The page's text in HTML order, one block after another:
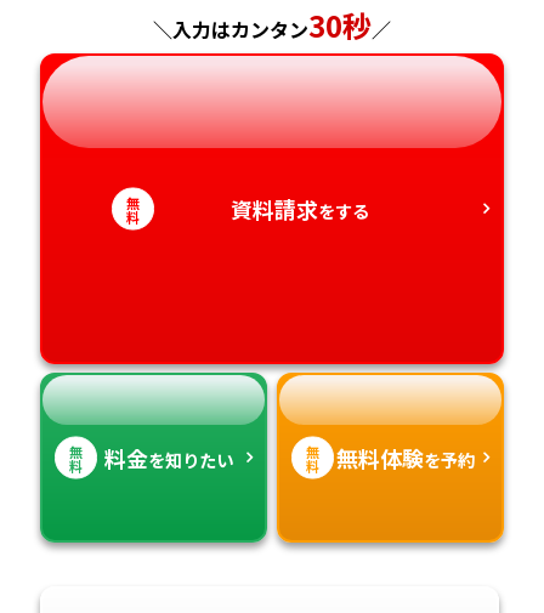
神奈川県
長野県
岐阜県
静岡県
愛知県
兵庫県
奈良県
和歌山県
広島県
山口県
徳島県
香川県
高知県
長崎県
熊本県
大分県
宮崎県
沖縄県
＼入力はカンタン30秒／
無
料 資料請求をする
無
料 料金を知りたい 無
料 無料体験を予約